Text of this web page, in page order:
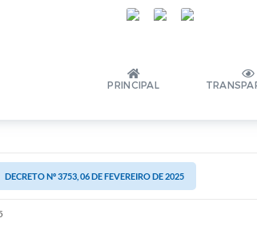
PRINCIPAL
DECRETO Nº 3753, 06 DE FEVEREIRO DE 2025